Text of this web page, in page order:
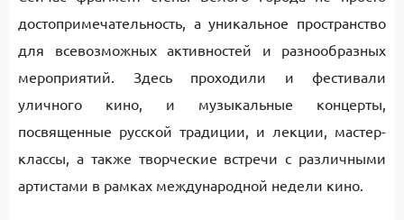
достопримечательность, а уникальное пространство
для всевозможных активностей и разнообразных
мероприятий. Здесь проходили и фестивали
уличного кино, и музыкальные концерты,
посвященные русской традиции, и лекции, мастер-
классы, а также творческие встречи с различными
артистами в рамках международной недели кино.